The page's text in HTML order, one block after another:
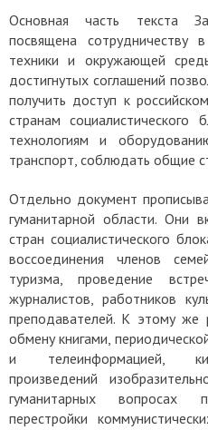
Основная часть текста
посвящена сотрудничеству
техники и окружающей
достигнутых соглашений
получить доступ к
странам
технологиям и
транспорт, соблюдать общие
Отдельно документ
гуманитарной области. Они
стран социалистического
воссоединения членов
туризма, проведение
журналистов, работников
преподавателей. К этому же
обмену книгами,
и телеинформацией,
произведений
гуманитарных вопросах
перестройки